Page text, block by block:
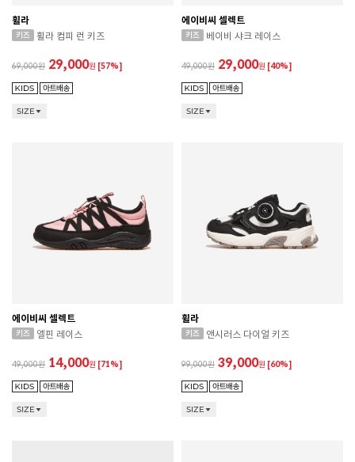
휠라
휠라 컴피 런 키즈
69,000 29,000원 [57%]
SIZE
에이비씨 셀렉트
베이비 샤크 레이스
49,000 29,000원 [40%]
SIZE
에이비씨 셀렉트
엘핀 레이스
49,000 14,000원 [71%]
SIZE
휠라
앤시러스 다이얼 키즈
99,000 39,000원 [60%]
SIZE